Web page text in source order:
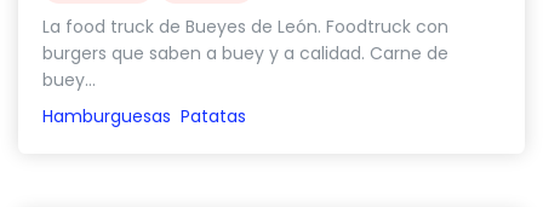
La food truck de Bueyes de León. Foodtruck con
burgers que saben a buey y a calidad. Carne de
buey...
Hamburguesas Patatas